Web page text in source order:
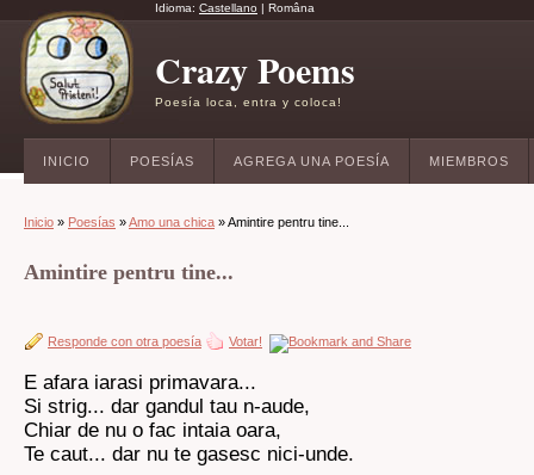
Idioma: Castellano | Româna
Crazy Poems
Poesía loca, entra y coloca!
INICIO POESÍAS AGREGA UNA POESÍA MIEMBROS
Inicio » Poesías »Amo una chica » Amintire pentru tine...
Amintire pentru tine...
Responde con otra poesía Votar!
E afara iarasi primavara...
Si strig... dar gandul tau n-aude,
Chiar de nu o fac intaia oara,
Te caut... dar nu te gasesc nici-unde.